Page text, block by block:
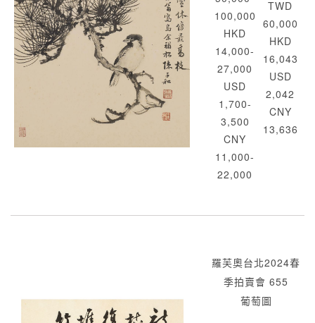
100,000
HKD
14,000-
27,000
USD
1,700-
3,500
CNY
11,000-
22,000
TWD
60,000
HKD
16,043
USD
2,042
CNY
13,636
羅芙奧台北2024春
季拍賣會 655
葡萄圖